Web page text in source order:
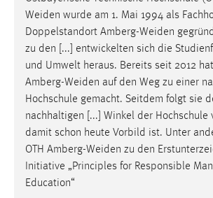
Weiden wurde am 1. Mai 1994 als
Doppelstandort Amberg-Weiden
zu den [...] entwickelten sich die
und Umwelt heraus. Bereits seit 2012
Amberg-Weiden auf den Weg zu einer
Hochschule gemacht. Seitdem folgt sie
nachhaltigen [...] Winkel der Hochschule
damit schon heute Vorbild ist. Unter
OTH Amberg-Weiden zu den
Initiative „Principles for Responsible
Education“
Name:
_fbp
Anbieter:
Facebook
Zweck:
Conversion-Tracking
Cookie Laufzeit:
3 Monate